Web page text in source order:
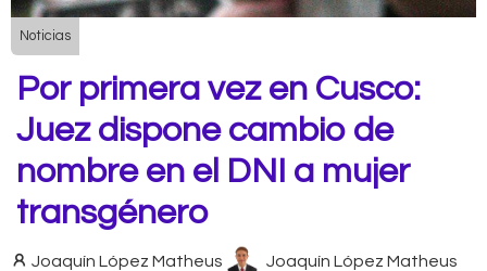
Noticias
Por primera vez en Cusco:
Juez dispone cambio de
nombre en el DNI a mujer
transgénero
Joaquín López Matheus Joaquín López Matheus